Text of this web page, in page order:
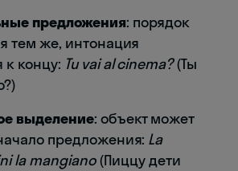
предложения: порядок
тем же, интонация
к концу: Tu vai al cinema?(Ты
выделение: объект может
предложения: La
la mangiano(Пиццу дети